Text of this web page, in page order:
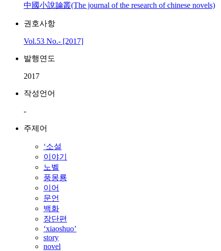
中國小說論叢(The journal of the research of chinese novels)
권호사항
Vol.53 No.- [2017]
발행연도
2017
작성언어
-
주제어
‘소설
이야기
노벨
풍몽룡
이어
문언
백화
장단편
‘xiaoshuo’
story
novel